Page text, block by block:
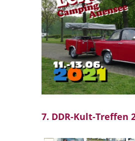
7. DDR-Kult-Treffen